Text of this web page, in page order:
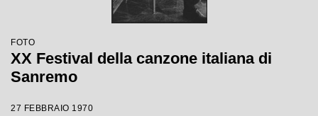
FOTO
XX Festival della canzone italiana di
Sanremo
27 FEBBRAIO 1970